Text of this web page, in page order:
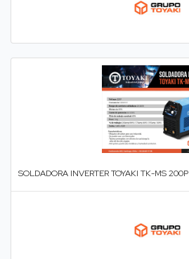
SOLDADORA INVERTER TOYAKI TK-MS 200P